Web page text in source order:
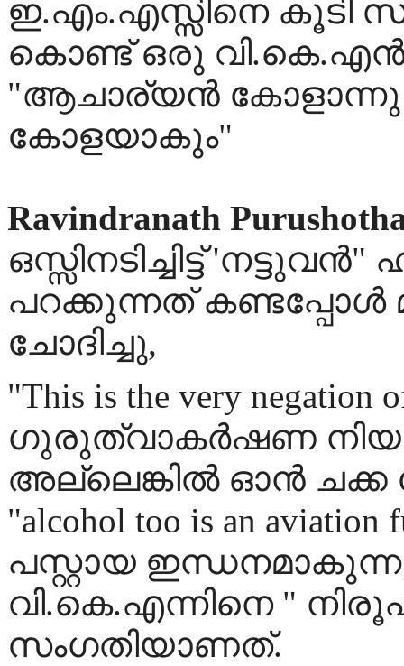
ഇ.എം.എസ്സിനെ കൂടി
കൊണ്ട് ഒരു വി.കെ.എന്‍.
"ആചാര്യന്‍
കോളയാകും"
Ravindranath
ഒസ്സിനടിച്ചിട്ട്
പറക്കുന്നത് കണ്ടപ്പോള്‍
ചോദിച്ചു,
"This is the very
ഗുരുത്വാകര്‍ഷണ
അല്ലെങ്കില്‍ ഓന്‍ ചക്ക
"alcohol too is an
പസ്റ്റായ
വി.കെ.എന്നിനെ "
സംഗതിയാണത്.